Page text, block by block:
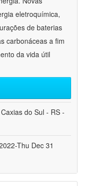
eletroquímica,
de baterias
carbonáceas a fim
da vida útil
do Sul - RS -
Thu Dec 31